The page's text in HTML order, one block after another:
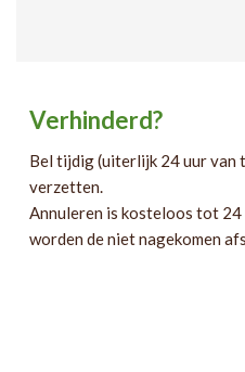
Verhinderd?
Bel tijdig (uiterlijk 24 uur van
verzetten.
Annuleren is kosteloos tot
worden de niet nagekomen